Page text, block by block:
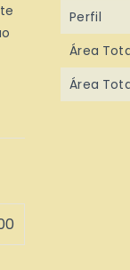
Perfil
Área
Área